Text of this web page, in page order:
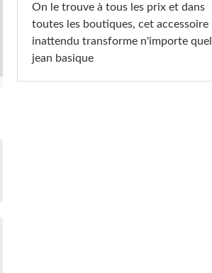
On le trouve à tous les prix et dans
toutes les boutiques, cet accessoire
inattendu transforme n'importe quel
jean basique